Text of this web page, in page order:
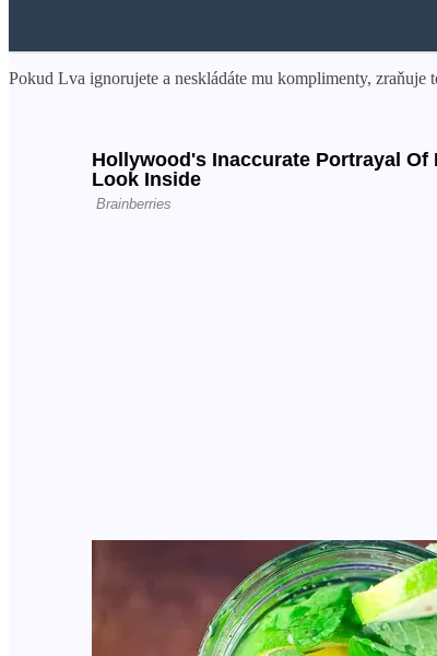
Pokud Lva ignorujete a neskládáte mu komplimenty,